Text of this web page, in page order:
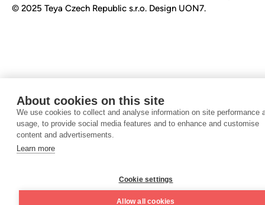
©️ 2025 Teya Czech Republic s.r.o. Design UON7.
About cookies on this site
We use cookies to collect and analyse information on site performance
usage, to provide social media features and to enhance and customise
content and advertisements.
Learn more
Cookie settings
Allow all cookies